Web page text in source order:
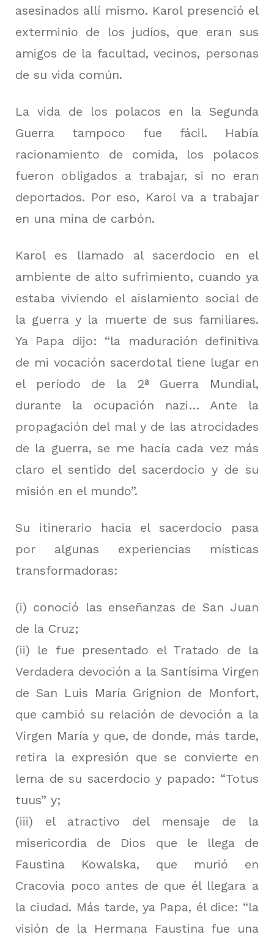
asesinados allí mismo. Karol presenció el
exterminio de los judíos, que eran sus
amigos de la facultad, vecinos, personas
de su vida común.
La vida de los polacos en la Segunda
Guerra tampoco fue fácil. Había
racionamiento de comida, los polacos
fueron obligados a trabajar, si no eran
deportados. Por eso, Karol va a trabajar
en una mina de carbón.
Karol es llamado al sacerdocio en el
ambiente de alto sufrimiento, cuando ya
estaba viviendo el aislamiento social de
la guerra y la muerte de sus familiares.
Ya Papa dijo: “la maduración definitiva
de mi vocación sacerdotal tiene lugar en
el período de la 2ª Guerra Mundial,
durante la ocupación nazi… Ante la
propagación del mal y de las atrocidades
de la guerra, se me hacía cada vez más
claro el sentido del sacerdocio y de su
misión en el mundo”.
Su itinerario hacia el sacerdocio pasa
por algunas experiencias místicas
transformadoras:
(i) conoció las enseñanzas de San Juan
de la Cruz;
(ii) le fue presentado el Tratado de la
Verdadera devoción a la Santísima Virgen
de San Luis María Grignion de Monfort,
que cambió su relación de devoción a la
Virgen María y que, de donde, más tarde,
retira la expresión que se convierte en
lema de su sacerdocio y papado: “Totus
tuus” y;
(iii) el atractivo del mensaje de la
misericordia de Dios que le llega de
Faustina Kowalska, que murió en
Cracovia poco antes de que él llegara a
la ciudad. Más tarde, ya Papa, él dice: “la
visión de la Hermana Faustina fue una